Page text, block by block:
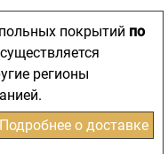
покрытий по
регионы
Подробнее о доставке